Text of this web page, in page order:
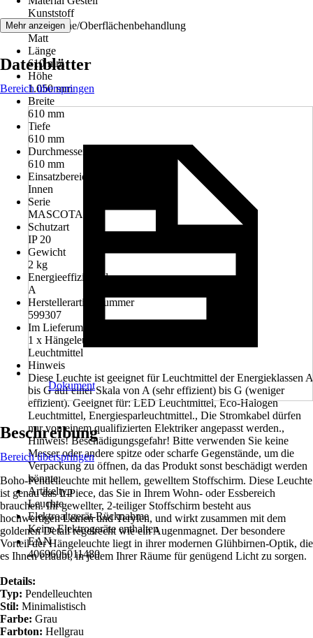
Kunststoff
Oberfläche/Oberflächenbehandlung
Matt
Länge
610 mm
Höhe
1.050 mm
Breite
610 mm
Tiefe
610 mm
Durchmesser
610 mm
Einsatzbereich
Innen
Serie
MASCOTA
Schutzart
IP 20
Gewicht
2 kg
Energieeffizienzklasse
A
Herstellerartikelnummer
599307
Im Lieferumfang enthalten
1 x Hängeleuchte, Nicht im Lieferumfang enthalten:
Leuchtmittel
Hinweis
Diese Leuchte ist geeignet für Leuchtmittel der Energieklassen A
bis G auf einer Skala von A (sehr effizient) bis G (weniger
effizient). Geeignet für: LED Leuchtmittel, Eco-Halogen
Leuchtmittel, Energiesparleuchtmittel., Die Stromkabel dürfen
nur von einem qualifizierten Elektriker angepasst werden.,
Hinweis! Beschädigungsgefahr! Bitte verwenden Sie keine
Messer oder andere spitze oder scharfe Gegenstände, um die
Verpackung zu öffnen, da das Produkt sonst beschädigt werden
könnte.
Artikeltyp
Leuchte
Elektroaltgerät-Rücknahme
Keine Elektrogeräte enthalten
EAN
4069605011480
Mehr anzeigen
Datenblätter
Bereich überspringen
Dokument
Beschreibung
Bereich überspringen
Boho-Pendelleuchte mit hellem, gewelltem Stoffschirm. Diese Leuchte
ist genau das It-Piece, das Sie in Ihrem Wohn- oder Essbereich
brauchen. Ihr gewellter, 2-teiliger Stoffschirm besteht aus
hochwertigen Leinen und Terylen, und wirkt zusammen mit dem
goldenen Detail regelrecht wie ein Augenmagnet. Der besondere
Vorteil der Hängeleuchte liegt in ihrer modernen Glühbirnen-Optik, die
es Ihnen erlaubt, in jedem Ihrer Räume für genügend Licht zu sorgen.
Details:
Typ: Pendelleuchten
Stil: Minimalistisch
Farbe: Grau
Farbton: Hellgrau